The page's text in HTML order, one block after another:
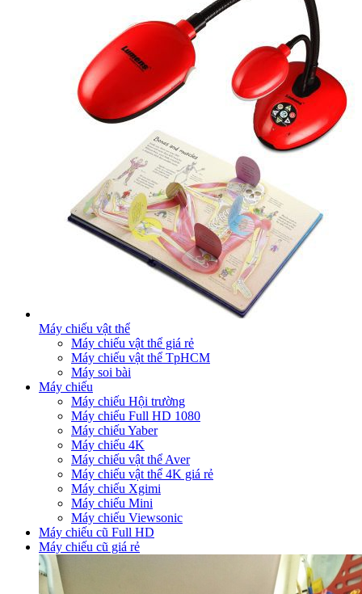
Máy chiếu vật thể
Máy chiếu vật thể giá rẻ
Máy chiếu vật thể TpHCM
Máy soi bài
Máy chiếu
Máy chiếu Hội trường
Máy chiếu Full HD 1080
Máy chiếu Yaber
Máy chiếu 4K
Máy chiếu vật thể Aver
Máy chiếu vật thể 4K giá rẻ
Máy chiếu Xgimi
Máy chiếu Mini
Máy chiếu Viewsonic
Máy chiếu cũ Full HD
Máy chiếu cũ giá rẻ